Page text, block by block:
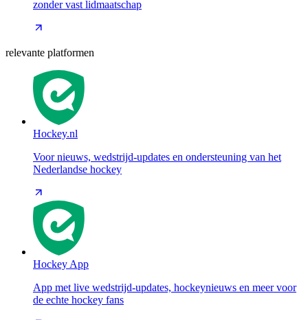
zonder vast lidmaatschap
relevante platformen
Hockey.nl
Voor nieuws, wedstrijd-updates en ondersteuning van het
Nederlandse hockey
Hockey App
App met live wedstrijd-updates, hockeynieuws en meer voor
de echte hockey fans